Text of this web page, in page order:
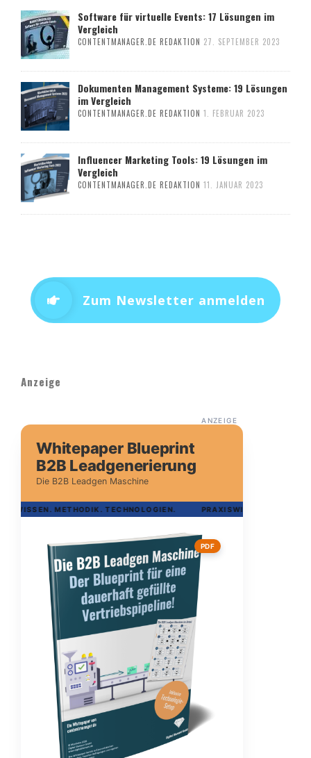
Software für virtuelle Events: 17 Lösungen im
Vergleich
CONTENTMANAGER.DE REDAKTION 27. SEPTEMBER 2023
Dokumenten Management Systeme: 19 Lösungen
im Vergleich
CONTENTMANAGER.DE REDAKTION 1. FEBRUAR 2023
Influencer Marketing Tools: 19 Lösungen im
Vergleich
CONTENTMANAGER.DE REDAKTION 11. JANUAR 2023
Zum Newsletter anmelden
Anzeige